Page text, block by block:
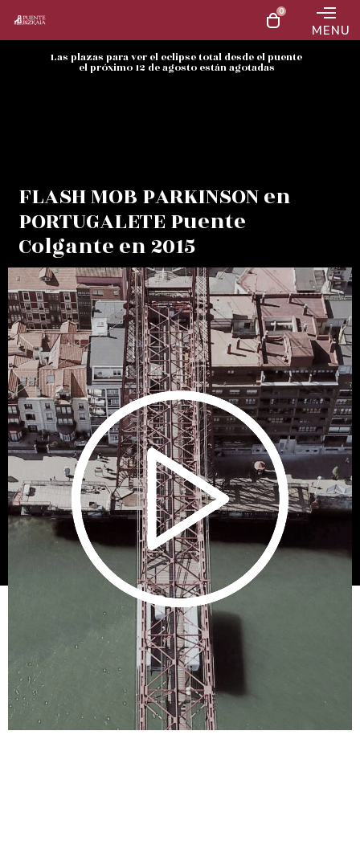
0
MENU
Las plazas para ver el eclipse total desde el puente
el próximo 12 de agosto están agotadas
FLASH MOB PARKINSON en
PORTUGALETE Puente
Colgante en 2015